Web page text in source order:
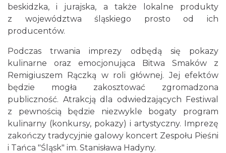
beskidzka, i jurajska, a także lokalne produkty
z województwa śląskiego prosto od ich
producentów.
Podczas trwania imprezy odbędą się pokazy
kulinarne oraz emocjonująca Bitwa Smaków z
Remigiuszem Rączką w roli głównej. Jej efektów
będzie mogła zakosztować zgromadzona
publiczność. Atrakcją dla odwiedzających Festiwal
z pewnością będzie niezwykle bogaty program
kulinarny (konkursy, pokazy) i artystyczny. Imprezę
zakończy tradycyjnie galowy koncert Zespołu Pieśni
i Tańca "Śląsk" im. Stanisława Hadyny.